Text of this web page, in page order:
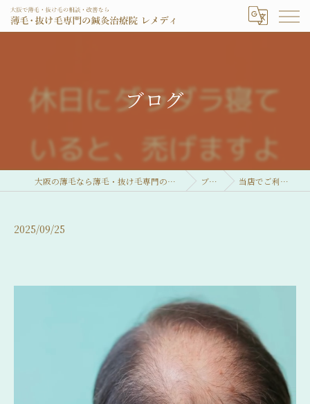
ブログ
大阪の薄毛なら薄毛・抜け毛専門の鍼灸治療院 レメディ ブログ 当店でご利用いただ…
2025/09/25